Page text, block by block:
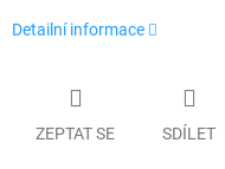
Detailní informace
ZEPTAT SE SDÍLET